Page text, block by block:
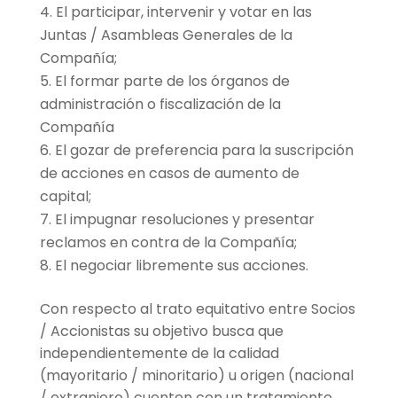
El participar, intervenir y votar en las
Juntas / Asambleas Generales de la
Compañía;
El formar parte de los órganos de
administración o fiscalización de la
Compañía
El gozar de preferencia para la suscripción
de acciones en casos de aumento de
capital;
El impugnar resoluciones y presentar
reclamos en contra de la Compañía;
El negociar libremente sus acciones.
Con respecto al trato equitativo entre Socios
/ Accionistas su objetivo busca que
independientemente de la calidad
(mayoritario / minoritario) u origen (nacional